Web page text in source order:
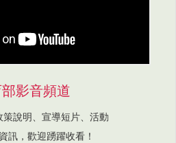
影音頻道
說明、宣導短片、活動
訊，歡迎踴躍收看！